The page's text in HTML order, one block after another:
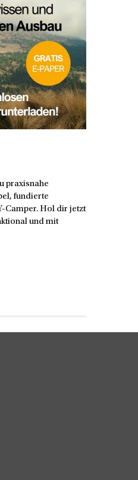
praxisnahe
fundierte
Camper. Hol dir jetzt
und mit